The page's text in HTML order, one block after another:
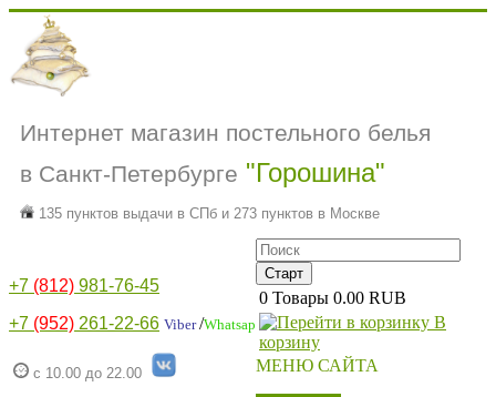
Интернет магазин постельного белья
в Санкт-Петербурге "Горошина"
135 пунктов выдачи в СПб и 273 пунктов в Москве
+7 (812) 981-76-45
+7 (952) 261-22-66 Viber/Whatsap
с 10.00 до 22.00
0 Товары 0.00 RUB
В
корзину
МЕНЮ САЙТА